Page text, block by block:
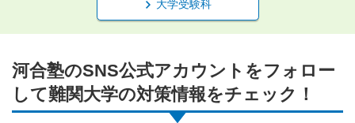
大学受験科
河合塾のSNS公式アカウントをフォロー
して難関大学の対策情報をチェック！